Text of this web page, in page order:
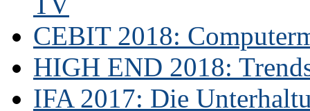
CEBIT 2018:
HIGH END 2018:
IFA 2017: Die